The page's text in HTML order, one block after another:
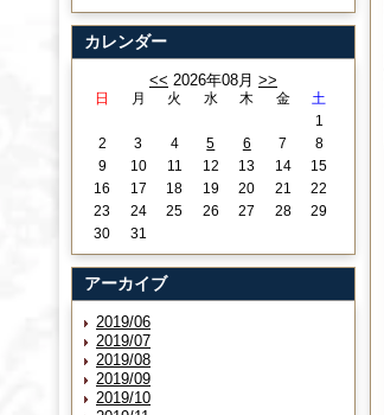
カレンダー
<< 2026年08月 >>
日 月 火 水 木 金
土
1
2
3 4 5 6 7
8
9
10 11 12 13 14
15
16
17 18 19 20 21
22
23
24 25 26 27 28
29
30
31
アーカイブ
2019/06
2019/07
2019/08
2019/09
2019/10